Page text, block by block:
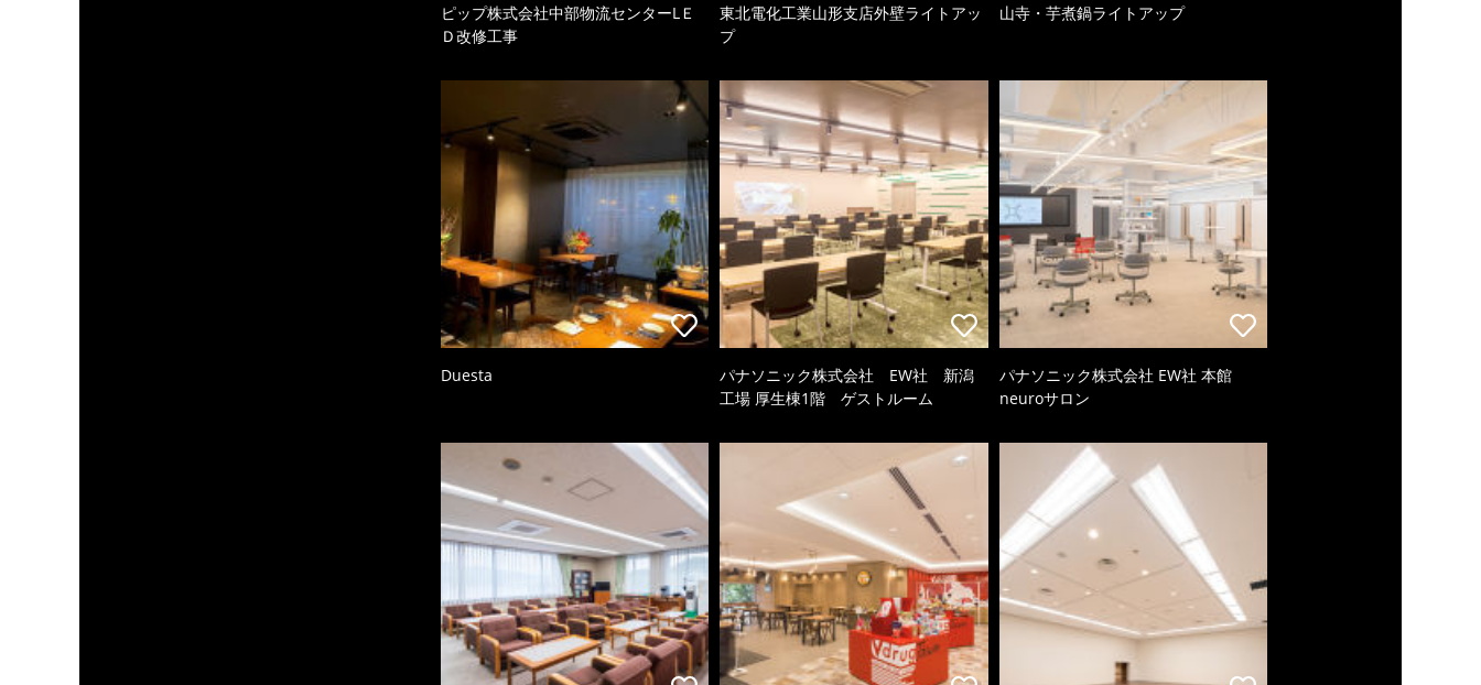
ピップ株式会社中部物流センターLＥ
Ｄ改修工事
東北電化工業山形支店外壁ライトアッ
プ
山寺・芋煮鍋ライトアップ
Duesta
パナソニック株式会社 EW社 新潟
工場 厚生棟1階 ゲストルーム
パナソニック株式会社 EW社 本館
neuroサロン